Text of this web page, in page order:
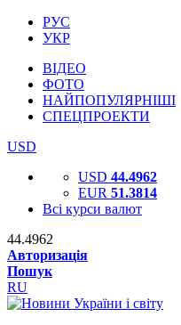
РУС
УКР
ВІДЕО
ФОТО
НАЙПОПУЛЯРНІШІ
СПЕЦПРОЕКТИ
USD
USD 44.4962
EUR 51.3814
Всі курси валют
44.4962
Авторизація
Пошук
RU